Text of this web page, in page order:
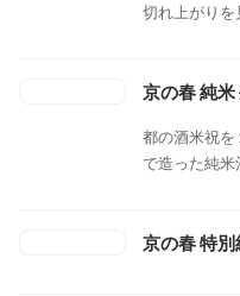
切れ上がり
っぱりとさせ
京の春 純米
都の酒米祝を
で造った純
からの家庭
京の春 特別